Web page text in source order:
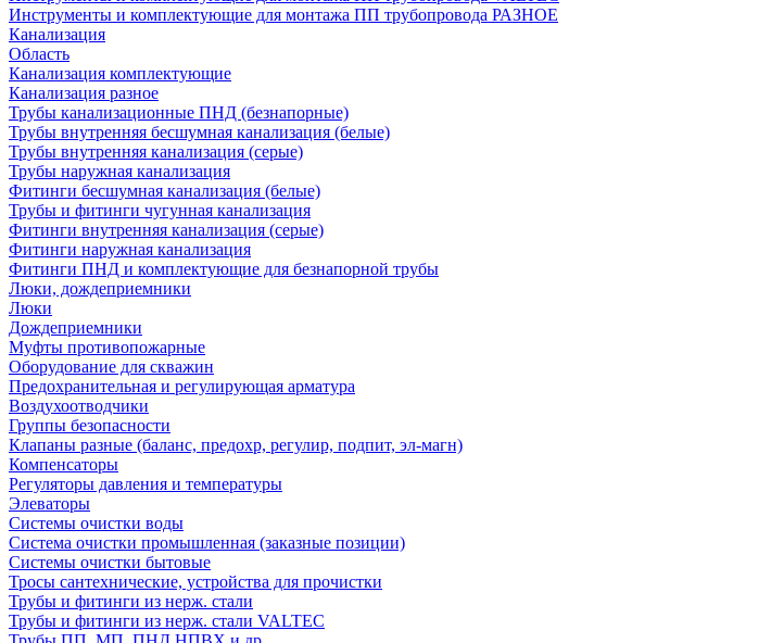
Инструменты и комплектующие для монтажа ПП трубопровода РАЗНОЕ
Канализация
Область
Канализация комплектующие
Канализация разное
Трубы канализационные ПНД (безнапорные)
Трубы внутренняя бесшумная канализация (белые)
Трубы внутренняя канализация (серые)
Трубы наружная канализация
Фитинги бесшумная канализация (белые)
Трубы и фитинги чугунная канализация
Фитинги внутренняя канализация (серые)
Фитинги наружная канализация
Фитинги ПНД и комплектующие для безнапорной трубы
Люки, дождеприемники
Люки
Дождеприемники
Муфты противопожарные
Оборудование для скважин
Предохранительная и регулирующая арматура
Воздухоотводчики
Группы безопасности
Клапаны разные (баланс, предохр, регулир, подпит, эл-магн)
Компенсаторы
Регуляторы давления и температуры
Элеваторы
Системы очистки воды
Система очистки промышленная (заказные позиции)
Системы очистки бытовые
Тросы сантехнические, устройства для прочистки
Трубы и фитинги из нерж. стали
Трубы и фитинги из нерж. стали VALTEC